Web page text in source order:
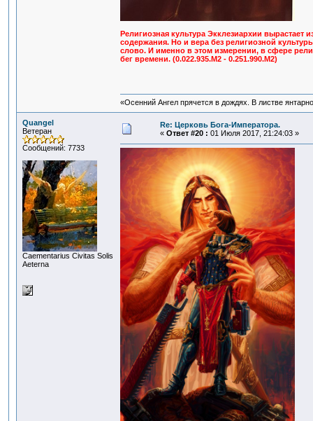
Религиозная культура Экклезиархии вырастает
содержания. Но и вера без религиозной
слово. И именно в этом измерении, в сфере
бег времени. (0.022.935.M2 - 0.251.990.M2)
«Осенний Ангел прячется в дождях. В листве
Quangel
Ветеран
Сообщений: 7733
Сaementarius Civitas Solis
Aeterna
Re: Церковь Бога-Императора.
« Ответ #20 : 01 Июля 2017, 21:24:03 »